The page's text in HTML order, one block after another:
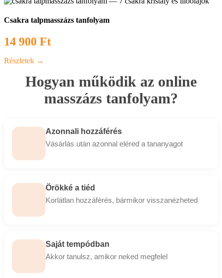
Csakra talpmasszázs tanfolyam
14 900 Ft
Részletek →
Hogyan működik az online
masszázs tanfolyam?
Azonnali hozzáférés
Vásárlás után azonnal eléred a tananyagot
Örökké a tiéd
Korlátlan hozzáférés, bármikor visszanézheted
Saját tempódban
Akkor tanulsz, amikor neked megfelel